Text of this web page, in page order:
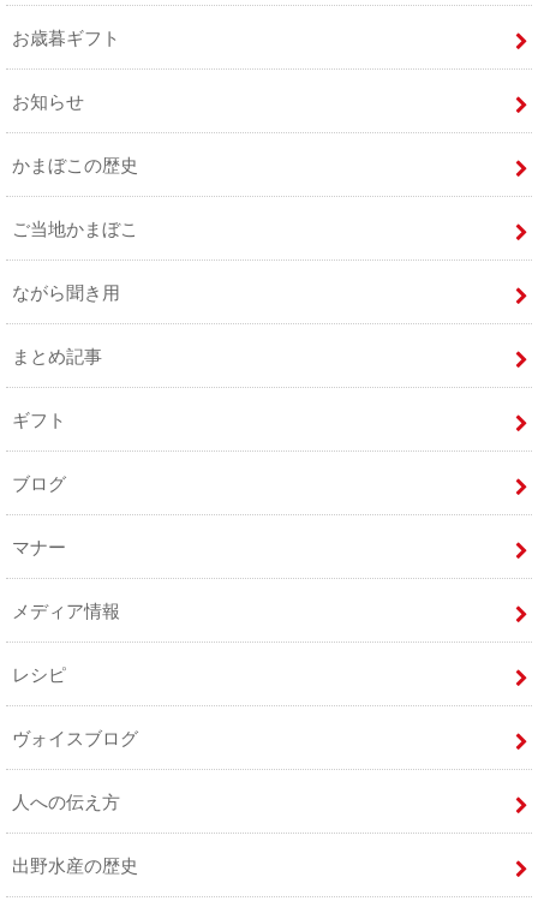
お歳暮ギフト
お知らせ
かまぼこの歴史
ご当地かまぼこ
ながら聞き用
まとめ記事
ギフト
ブログ
マナー
メディア情報
レシピ
ヴォイスブログ
人への伝え方
出野水産の歴史